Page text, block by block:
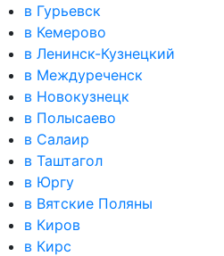
в Гурьевск
в Кемерово
в Ленинск-Кузнецкий
в Междуреченск
в Новокузнецк
в Полысаево
в Салаир
в Таштагол
в Юргу
в Вятские Поляны
в Киров
в Кирс